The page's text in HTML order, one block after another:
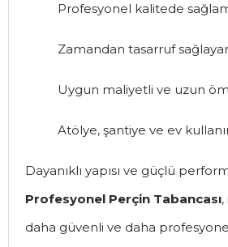
Profesyonel kalitede
Zamandan tasarruf
Uygun maliyetli ve uzun
Atölye, şantiye ve ev
Dayanıklı yapısı ve güçlü
Profesyonel Perçin Tabancası
daha güvenli ve daha